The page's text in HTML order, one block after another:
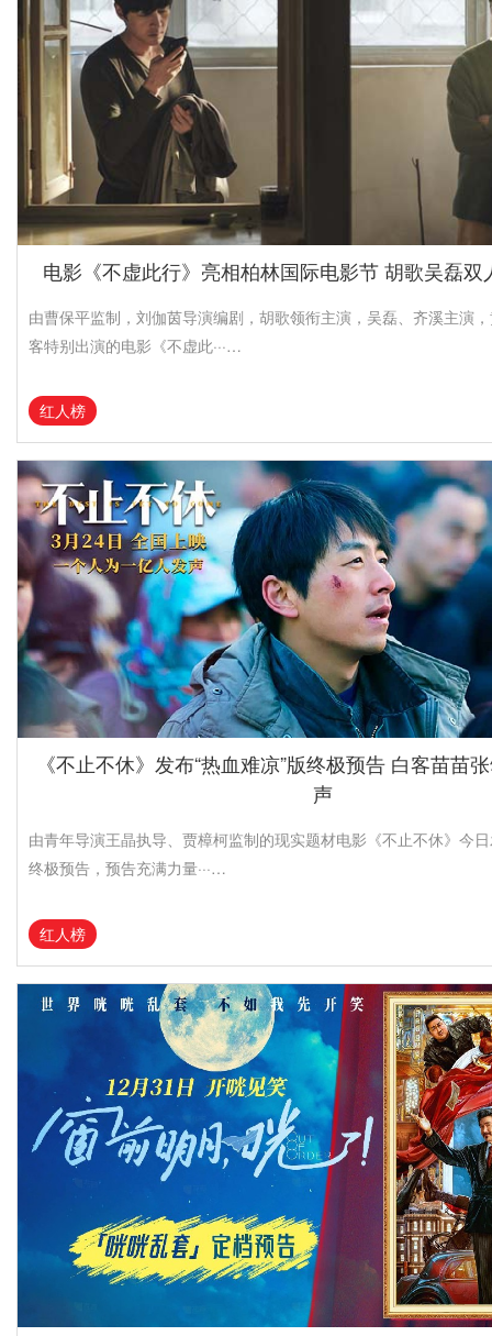
电影《不虚此行》亮相柏林国际电影节 胡歌吴磊双
由曹保平监制，刘伽茵导演编剧，胡歌领衔主演，吴磊、齐溪主演
客特别出演的电影《不虚此···…
红人榜
《不止不休》发布“热血难凉”版终极预告 白客苗苗
声
由青年导演王晶执导、贾樟柯监制的现实题材电影《不止不休》今日
终极预告，预告充满力量···…
红人榜